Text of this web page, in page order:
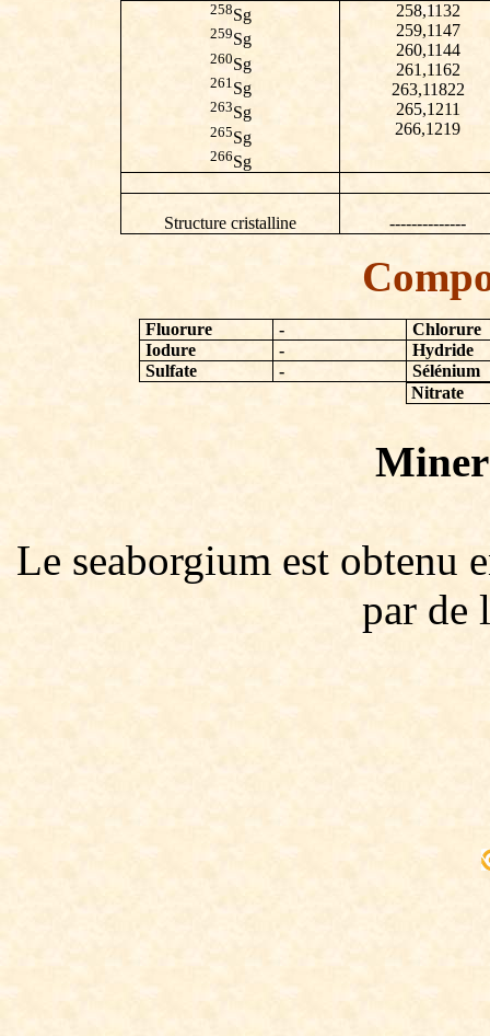
258Sg
259Sg
260Sg
261 Sg
263Sg
265Sg
266Sg
258,1132
259,1147
260,1144
261,1162
263,11822
265,1211
266,1219
Structure cristalline --------------
Fluorure -
Chlorure
Iodure
-
Hydride
Sulfate
-
Sélénium
Nitrate
Le seaborgium est obtenu
par de